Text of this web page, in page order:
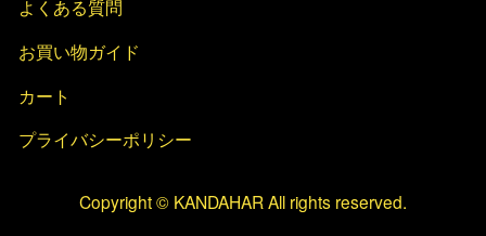
よくある質問
お買い物ガイド
カート
プライバシーポリシー
Copyright © KANDAHAR All rights reserved.